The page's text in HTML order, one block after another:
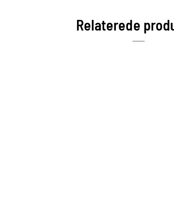
Relaterede